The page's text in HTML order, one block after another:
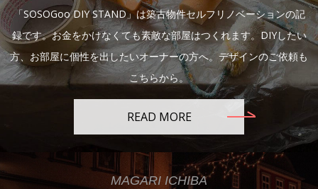
「SOSOGoo DIY STAND」は築古物件セルフリノベーションの記
録です。お金をかけなくても素敵な部屋はつくれます。DIYしたい
方、お部屋に個性を出したいオーナーの方へ。デザインのご依頼も
こちらから。
READ MORE
MAGARI ICHIBA